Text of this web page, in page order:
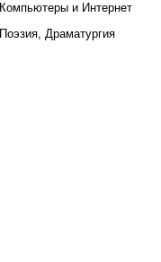
Компьютеры и Интернет
Поэзия, Драматургия